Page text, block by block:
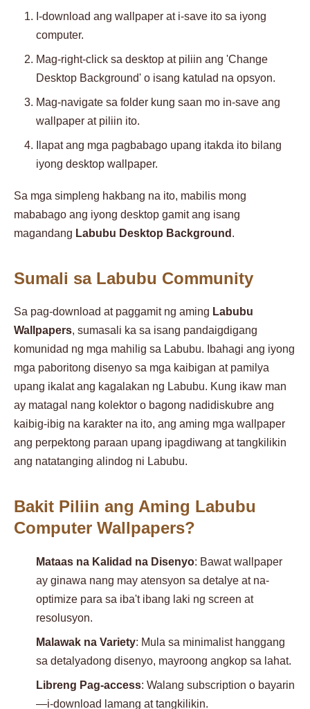
I-download ang wallpaper at i-save ito sa iyong
computer.
Mag-right-click sa desktop at piliin ang 'Change
Desktop Background' o isang katulad na opsyon.
Mag-navigate sa folder kung saan mo in-save ang
wallpaper at piliin ito.
Ilapat ang mga pagbabago upang itakda ito bilang
iyong desktop wallpaper.
Sa mga simpleng hakbang na ito, mabilis mong
mababago ang iyong desktop gamit ang isang
magandang Labubu Desktop Background .
Sumali sa Labubu Community
Sa pag-download at paggamit ng aming Labubu
Wallpapers, sumasali ka sa isang pandaigdigang
komunidad ng mga mahilig sa Labubu. Ibahagi ang iyong
mga paboritong disenyo sa mga kaibigan at pamilya
upang ikalat ang kagalakan ng Labubu. Kung ikaw man
ay matagal nang kolektor o bagong nadidiskubre ang
kaibig-ibig na karakter na ito, ang aming mga wallpaper
ang perpektong paraan upang ipagdiwang at tangkilikin
ang natatanging alindog ni Labubu.
Bakit Piliin ang Aming Labubu
Computer Wallpapers?
Mataas na Kalidad na Disenyo: Bawat wallpaper
ay ginawa nang may atensyon sa detalye at na-
optimize para sa iba't ibang laki ng screen at
resolusyon.
Malawak na Variety: Mula sa minimalist hanggang
sa detalyadong disenyo, mayroong angkop sa lahat.
Libreng Pag-access: Walang subscription o bayarin
—i-download lamang at tangkilikin.